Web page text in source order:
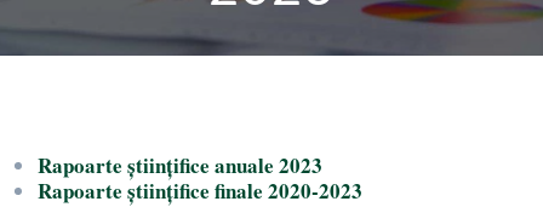
Rapoarte științifice anuale 2023
Rapoarte științifice finale 2020-2023